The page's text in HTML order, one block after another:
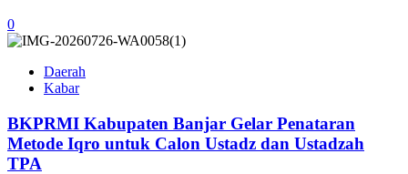
0
Daerah
Kabar
BKPRMI Kabupaten Banjar Gelar Penataran
Metode Iqro untuk Calon Ustadz dan Ustadzah
TPA